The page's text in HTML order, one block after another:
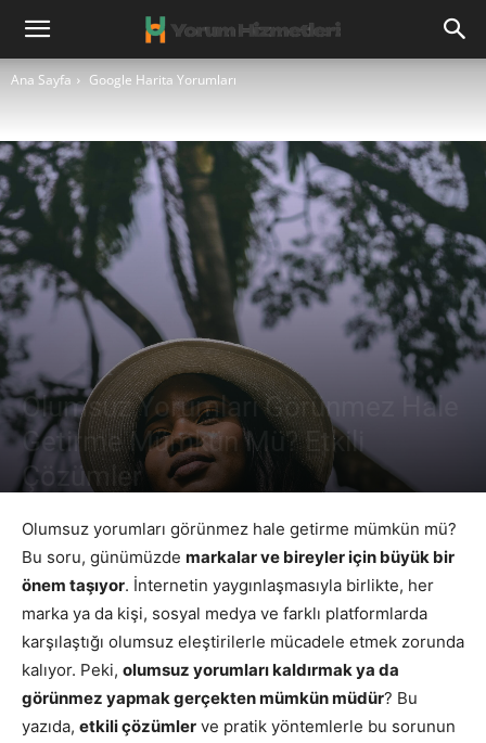
Ana Sayfa Google Harita Yorumları
Olumsuz Yorumları Görünmez Hale
Getirme Mümkün Mü? Etkili
Çözümler
Olumsuz yorumları görünmez hale getirme mümkün mü?
Bu soru, günümüzde markalar ve bireyler için büyük bir
önem taşıyor. İnternetin yaygınlaşmasıyla birlikte, her
marka ya da kişi, sosyal medya ve farklı platformlarda
karşılaştığı olumsuz eleştirilerle mücadele etmek zorunda
kalıyor. Peki, olumsuz yorumları kaldırmak ya da
görünmez yapmak gerçekten mümkün müdür? Bu
yazıda, etkili çözümler ve pratik yöntemlerle bu sorunun